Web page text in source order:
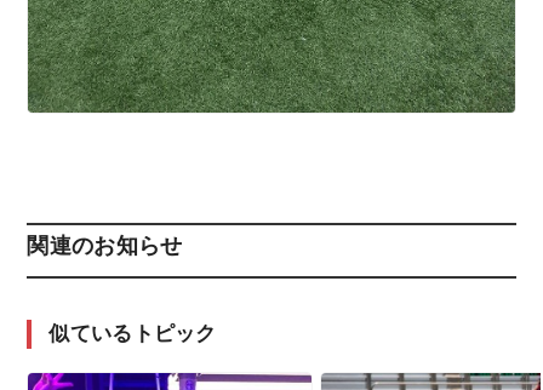
関連のお知らせ
似ているトピック